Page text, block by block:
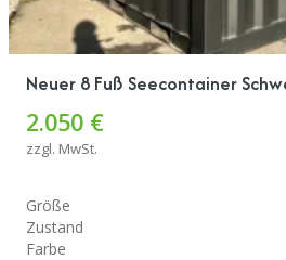
Neuer 8 Fuß Seecontainer
2.050 €
zzgl. MwSt.
Größe
Zustand
Farbe